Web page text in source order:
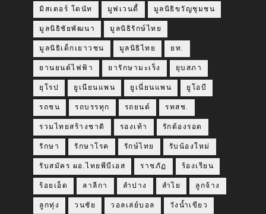
มิสเตอร์ โดนัท มูฟเวนดี้ มูลนิธิขวัญชุมชน
มูลนิธิชัยพัฒนา มูลนิธิรักษ์ไทย
มูลนิธิเด็กเยาวชน มูลนิธิไทย ยท.
ยานยนต์ไฟฟ้า ยารักษามะเร็ง ยุบสภา
ยุโรป ยูเนียนแพน ยูเนี่ยนแพน ยูโอบี
รถชน รถบรรทุก รถยนต์ รทสช.
รวมไทยสร้างชาติ รองเท้า รักต้องรอด
รักษา รักษาโรค รักษ์ไทย รับน้องใหม่
รับสมัคร ผอ.ไทยพีบีเอส ราชภัฏ ร้องเรียน
ร้อยเอ็ด ลาลีกา ลำปาง ลำไย ลูกจ้าง
ลูกทุ่ง วนชัย วอลเล่ย์บอล วังน้ำเขียว